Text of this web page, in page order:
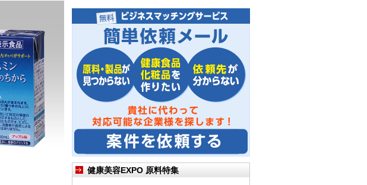
健康美容EXPO 原料特集